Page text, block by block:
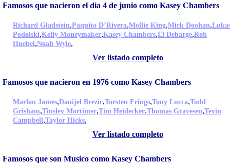
Famosos que nacieron el dia 4 de junio como Kasey Chambers
Richard Gladstein,Paquito D’Rivera,Mollie King,Mick Doohan,
Podolski,Kelly Moneymaker,Kasey Chambers,El Debarge,Rob
Huebel,Noah Wyle,
Ver listado completo
Famosos que nacieron en 1976 como Kasey Chambers
Marlon James,Danijel Brezic,Torsten Frings,Tony Lucca,Todd
Grisham,Tinsley Mortimer,Tim Heidecker,Thomas Gravesen,Tevin
Campbell,Taylor Hicks,
Ver listado completo
Famosos que son Musico como Kasey Chambers